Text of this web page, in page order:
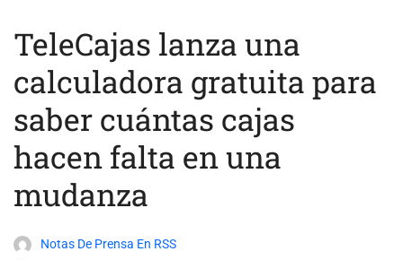
TeleCajas lanza una
calculadora gratuita para
saber cuántas cajas
hacen falta en una
mudanza
Notas De Prensa En RSS